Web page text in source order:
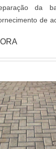
da
de
(polido,
etc.) e corte
que
do piso de
A pavimentação de
ser armada
entre outros